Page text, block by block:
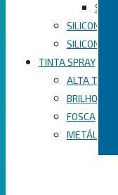
SILICONE
SILICONE
TINTA SPRAY
ALTA
BRILHO
FOSCA
METÁLICA